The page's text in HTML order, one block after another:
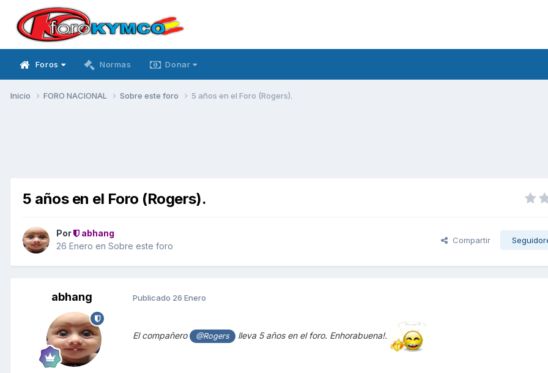
Foros Normas Donar
Inicio FORO NACIONAL Sobre este foro 5 años en el Foro (Rogers).
5 años en el Foro (Rogers).
Por
abhang
26 Enero en Sobre este foro
Compartir
abhang Publicado 26 Enero
El compañero @Rogers lleva 5 años en el foro. Enhorabuena!.